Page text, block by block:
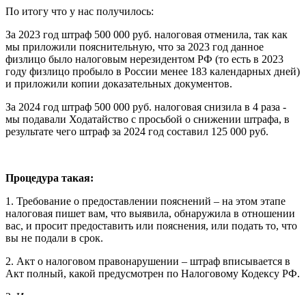
По итогу что у нас получилось:
За 2023 год штраф 500 000 руб. налоговая отменила, так как
мы приложили пояснительную, что за 2023 год данное
физлицо было налоговым нерезидентом РФ (то есть в 2023
году физлицо пробыло в России менее 183 календарных дней)
и приложили копии доказательных документов.
За 2024 год штраф 500 000 руб. налоговая снизила в 4 раза -
мы подавали Ходатайство с просьбой о снижении штрафа, в
результате чего штраф за 2024 год составил 125 000 руб.
Процедура такая:
1. Требование о предоставлении пояснений – на этом этапе
налоговая пишет вам, что выявила, обнаружила в отношении
вас, и просит предоставить или пояснения, или подать то, что
вы не подали в срок.
2. Акт о налоговом правонарушении – штраф вписывается в
Акт полный, какой предусмотрен по Налоговому Кодексу РФ.